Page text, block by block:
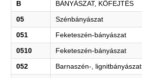
B BÁNYÁSZAT, KŐFEJTÉS
05 Szénbányászat
051 Feketeszén-bányászat
0510 Feketeszén-bányászat
052 Barnaszén-, lignitbányászat